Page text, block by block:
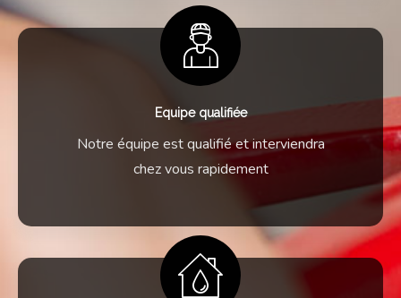
Equipe qualifiée
Notre équipe est qualifié et interviendra
chez vous rapidement